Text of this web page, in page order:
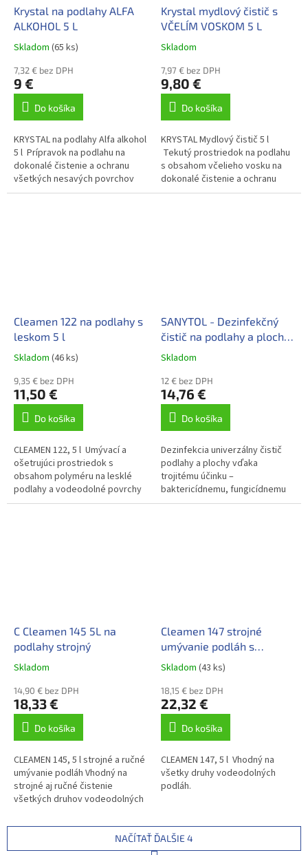
Krystal na podlahy ALFA
ALKOHOL 5 L
Skladom (65 ks)
7,32 € bez DPH
9 €
Do košíka
KRYSTAL na podlahy Alfa alkohol
5 l Prípravok na podlahu na
dokonalé čistenie a ochranu
všetkých nesavých povrchov
vrátane plávajúcich podláh.
Krystal mydlový čistič s
VČELÍM VOSKOM 5 L
Skladom
7,97 € bez DPH
9,80 €
Do košíka
KRYSTAL Mydlový čistič 5 l
Tekutý prostriedok na podlahu
s obsahom včelieho vosku na
dokonalé čistenie a ochranu
povrchov drevených a
Cleamen 122 na podlahy s
leskom 5 l
Skladom (46 ks)
9,35 € bez DPH
11,50 €
Do košíka
CLEAMEN 122, 5 l Umývací a
ošetrujúci prostriedok s
obsahom polyméru na lesklé
podlahy a vodeodolné povrchy
typu dlažba, kameň a podlahy
SANYTOL - Dezinfekčný
čistič na podlahy a plochy
PROFI 5L
Skladom
12 € bez DPH
14,76 €
Do košíka
Dezinfekcia univerzálny čistič
podlahy a plochy vďaka
trojitému účinku –
baktericídnemu, fungicídnemu
a virucídnemu – dezinfikuje
C Cleamen 145 5L na
podlahy strojný
Skladom
14,90 € bez DPH
18,33 €
Do košíka
CLEAMEN 145, 5 l strojné a ručné
umývanie podláh Vhodný na
strojné aj ručné čistenie
všetkých druhov vodeodolných
Cleamen 147 strojné
umývanie podláh s
regulovanou penivosťou
Skladom (43 ks)
18,15 € bez DPH
22,32 €
Do košíka
CLEAMEN 147, 5 l Vhodný na
všetky druhy vodeodolných
podláh.
NAČÍTAŤ ĎALŠIE 4